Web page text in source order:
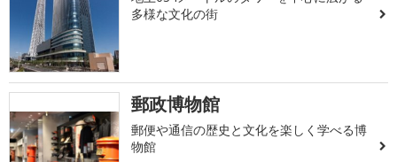
多様な文化の街
郵政博物館
郵便や通信の歴史と文化を楽しく学べる博
物館